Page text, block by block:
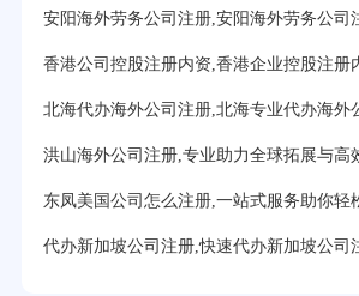
安阳海外劳务公司注册,安阳海外劳务公司
香港公司控股注册内资,香港企业控股注册
北海代办海外公司注册,北海专业代办海外
洪山海外公司注册,专业助力全球拓展与高
东凤美国公司怎么注册,一站式服务助你轻
代办新加坡公司注册,快速代办新加坡公司